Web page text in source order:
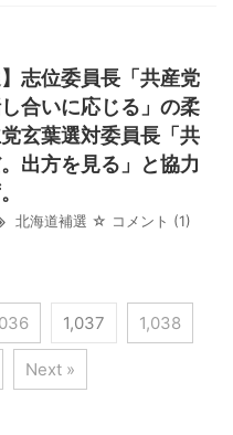
】志位委員長「共産党
合いに応じる」の柔
玄葉選対委員長「共
出方を見る」と協力
北海道補選 ☆ コメント (1)
1,037 1,038
Next »